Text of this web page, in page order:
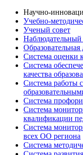
Научно-
Учебно-
Ученый совет
Наблюдательный
Образовательная
Система оценки
Система
качества
Система работы
Система
Система
квалификации
Система
всех ОО региона
Система